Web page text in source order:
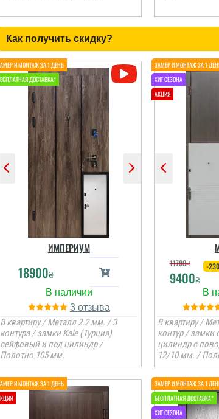
Как получить скидку?
ИМПЕРИУМ
18900₴
3
В квартиру / Металл 2.2 мм. / 3
контура / замки Kale (Турция)
сейфовый и под цилиндр /
Полотно 105 мм.
11700₴
9400₴
-
В квартиру /
контур / замки
цилиндр с
12/10 мм. /